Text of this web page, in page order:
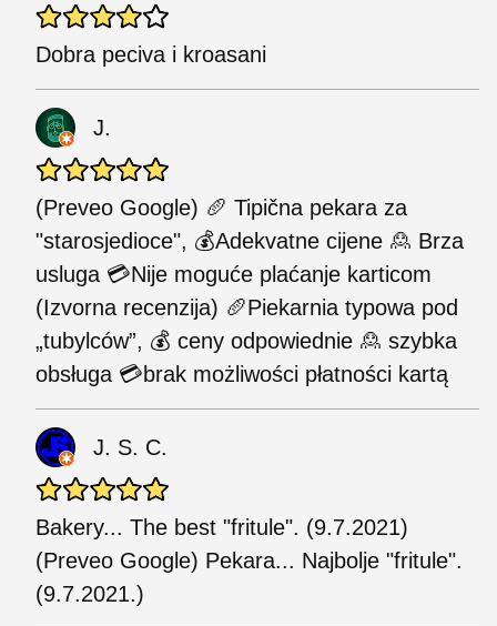
Dobra peciva i kroasani
J.
(Preveo Google) 🥖 Tipična pekara za
"starosjedioce", 💰Adekvatne cijene 🙎 Brza
usluga 💳Nije moguće plaćanje karticom
(Izvorna recenzija) 🥖Piekarnia typowa pod
„tubylców”, 💰 ceny odpowiednie 🙎 szybka
obsługa 💳brak możliwości płatności kartą
J. S. C.
Bakery... The best "fritule". (9.7.2021)
(Preveo Google) Pekara... Najbolje "fritule".
(9.7.2021.)